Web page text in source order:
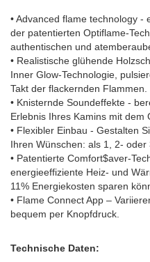
• Advanced flame technology -
der patentierten Optiflame-
authentischen und
• Realistische glühende
Inner Glow-Technologie,
Takt der flackernden Flammen.
• Knisternde Soundeffekte -
Erlebnis Ihres Kamins mit dem
• Flexibler Einbau - Gestalten
Ihren Wünschen: als 1, 2- oder
• Patentierte Comfort$aver-
energieeffiziente Heiz- und
11% Energiekosten sparen
• Flame Connect App –
bequem per Knopfdruck.
Technische Daten: